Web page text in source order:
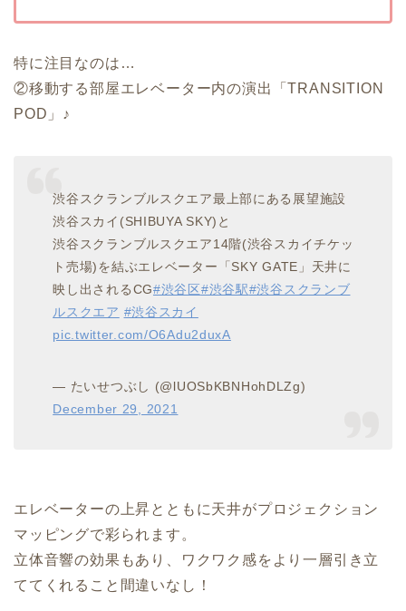
特に注目なのは…
②移動する部屋エレベーター内の演出「TRANSITION
POD 」♪
渋谷スクランブルスクエア最上部にある展望施設
渋谷スカイ(SHIBUYA SKY)と
渋谷スクランブルスクエア14階(渋谷スカイチケッ
ト売場)を結ぶエレベーター「SKY GATE」天井に
映し出されるCG#渋谷区#渋谷駅#渋谷スクランブ
ルスクエア #渋谷スカイ
pic.twitter.com/O6Adu2duxA
— たいせつぶし (@lUOSbKBNHohDLZg)
December 29, 2021
エレベーターの上昇とともに天井がプロジェクション
マッピングで彩られます。
立体音響の効果もあり、ワクワク感をより一層引き立
ててくれること間違いなし！